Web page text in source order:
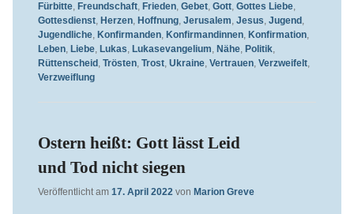
Fürbitte, Freundschaft, Frieden, Gebet, Gott, Gottes Liebe,
Gottesdienst, Herzen, Hoffnung, Jerusalem, Jesus, Jugend ,
Jugendliche, Konfirmanden, Konfirmandinnen, Konfirmation,
Leben, Liebe, Lukas, Lukasevangelium, Nähe, Politik,
Rüttenscheid , Trösten, Trost, Ukraine, Vertrauen, Verzweifelt,
Verzweiflung
Ostern heißt: Gott lässt Leid
und Tod nicht siegen
Veröffentlicht am 17. April 2022 von Marion Greve